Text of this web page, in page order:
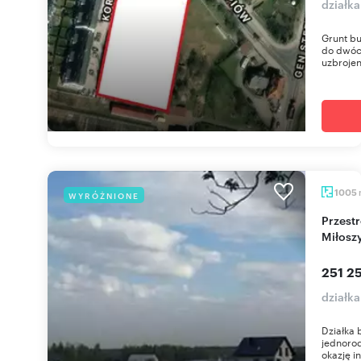
Grunt
do
WYRÓŻNIONE 1005
Przestronna działka 1005 m² w leśnym otoczeniu
251
okazję